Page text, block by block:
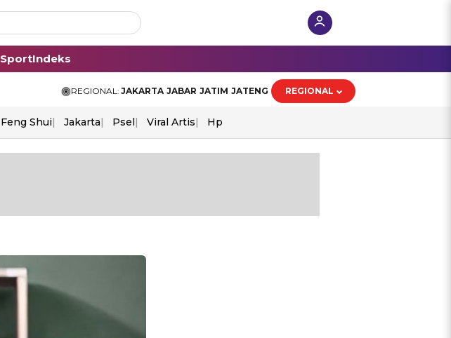
SportIndeks
REGIONAL: JAKARTA JABAR JATIM JATENG REGIONAL
Feng Shui Jakarta Psel Viral Artis Hp